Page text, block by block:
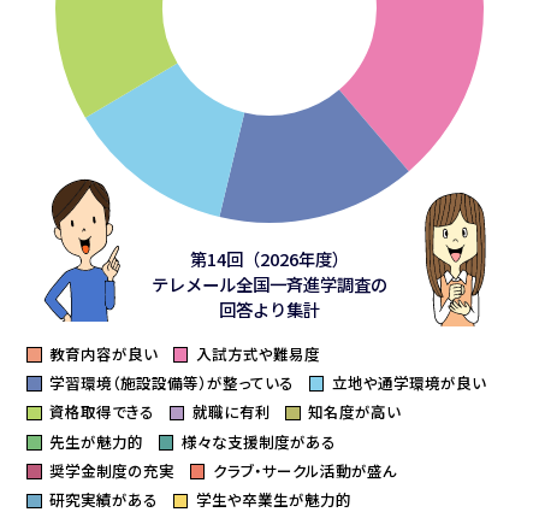
教育内容が良い
入試方式や難易度
学習環境（施設設備等）が整っている
立地や通学環境が良い
資格取得できる
就職に有利
知名度が高い
先生が魅力的
様々な支援制度がある
奨学金制度の充実
クラブ・サークル活動が盛ん
研究実績がある
学生や卒業生が魅力的
第14回（2026年度）
テレメール全国一斉進学調査の
回答より集計